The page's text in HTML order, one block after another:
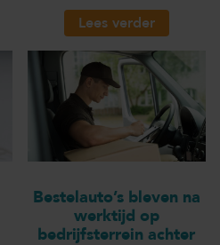
Lees verder
Bestelauto’s bleven na
werktijd op
bedrijfsterrein achter